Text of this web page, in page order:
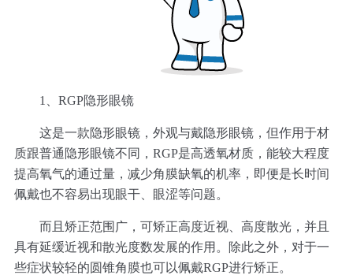
1、RGP隐形眼镜
这是一款隐形眼镜，外观与戴隐形眼镜，但作用于材
质跟普通隐形眼镜不同，RGP是高透氧材质，能较大程度
提高氧气的通过量，减少角膜缺氧的机率，即便是长时间
佩戴也不容易出现眼干、眼涩等问题。
而且矫正范围广，可矫正高度近视、高度散光，并且
具有延缓近视和散光度数发展的作用。除此之外，对于一
些症状较轻的圆锥角膜也可以佩戴RGP进行矫正。